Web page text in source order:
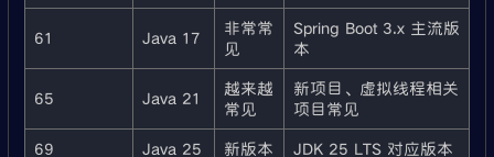
61 Java 17
非常常
见
Spring Boot 3.x 主流版
本
65 Java 21
越来越
常见
新项目、虚拟线程相关
项目常见
69
Java 25 新版本
JDK 25 LTS 对应版本